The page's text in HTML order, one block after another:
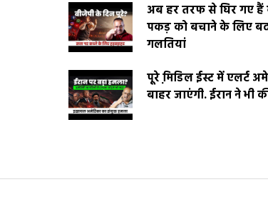
अब हर तरफ से घिर गए हैं
पकड़ को बचाने के लिए
गलतियां
पूरे मि़डिल ईस्ट में एलर्ट
बाहर जाएंगी. ईरान ने भी